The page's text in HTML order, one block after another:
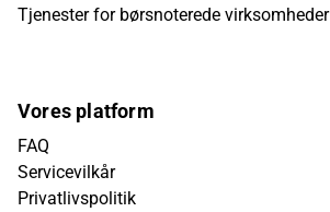
Tjenester for børsnoterede virksomheder
Vores platform
FAQ
Servicevilkår
Privatlivspolitik